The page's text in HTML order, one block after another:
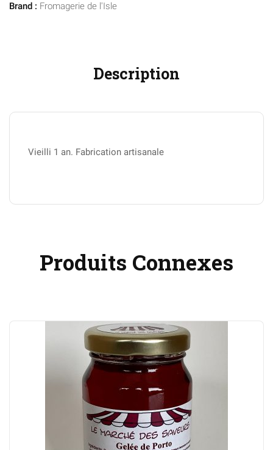
Brand : Fromagerie de l'Isle
Description
Vieilli 1 an. Fabrication artisanale
Produits Connexes